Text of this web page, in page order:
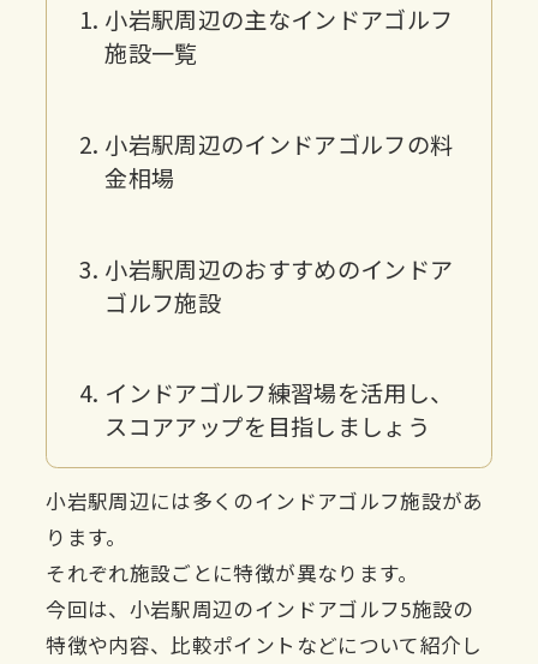
小岩駅周辺の主なインドアゴルフ
施設一覧
小岩駅周辺のインドアゴルフの料
金相場
小岩駅周辺のおすすめのインドア
ゴルフ施設
インドアゴルフ練習場を活用し、
スコアアップを目指しましょう
小岩駅周辺には多くのインドアゴルフ施設があ
ります。
それぞれ施設ごとに特徴が異なります。
今回は、小岩駅周辺のインドアゴルフ5施設の
特徴や内容、比較ポイントなどについて紹介し